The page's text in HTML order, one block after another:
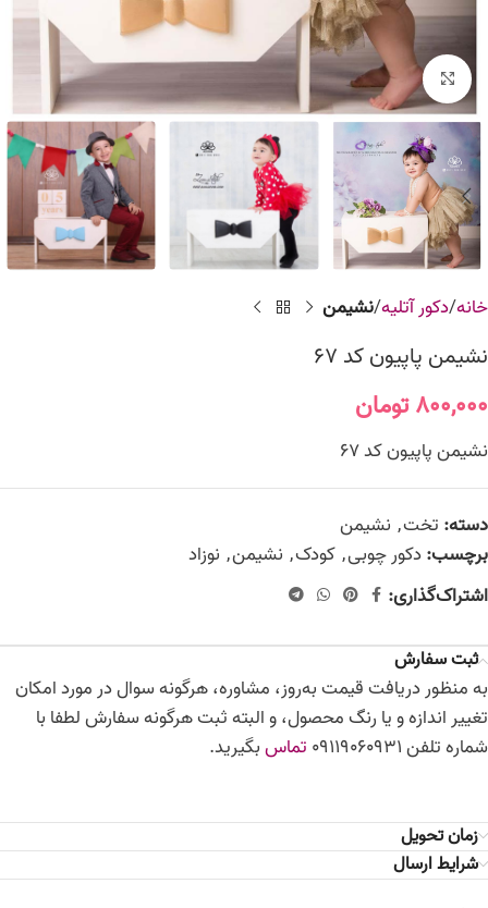
برای بزرگنمایی کلیک کنید
خانه دکور آتلیه نشیمن
نشیمن پاپیون کد 67
۸۰۰,۰۰۰تومان
نشیمن پاپیون کد 67
دسته: تخت, نشیمن
برچسب:دکور چوبی, کودک, نشیمن, نوزاد
اشتراک‌گذاری:
ثبت سفارش
به منظور دریافت قیمت به‌روز، مشاوره، هرگونه سوال در مورد امکان
تغییر اندازه و یا رنگ محصول، و البته ثبت هرگونه سفارش لطفا با
شماره تلفن 09119060931
تماسبگیرید.
زمان تحویل
شرایط ارسال